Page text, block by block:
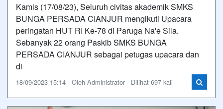
Kamis (17/08/23), Seluruh civitas akademik SMKS
BUNGA PERSADA CIANJUR mengikuti Upacara
peringatan HUT RI Ke-78 di Paruga Na'e Sila.
Sebanyak 22 orang Paskib SMKS BUNGA
PERSADA CIANJUR sebagai petugas upacara dan
di
18/09/2023 15:14 - Oleh Administrator - Dilihat 697 kali